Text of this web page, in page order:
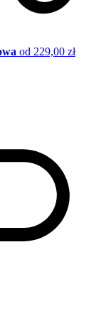
od 229,00 zł